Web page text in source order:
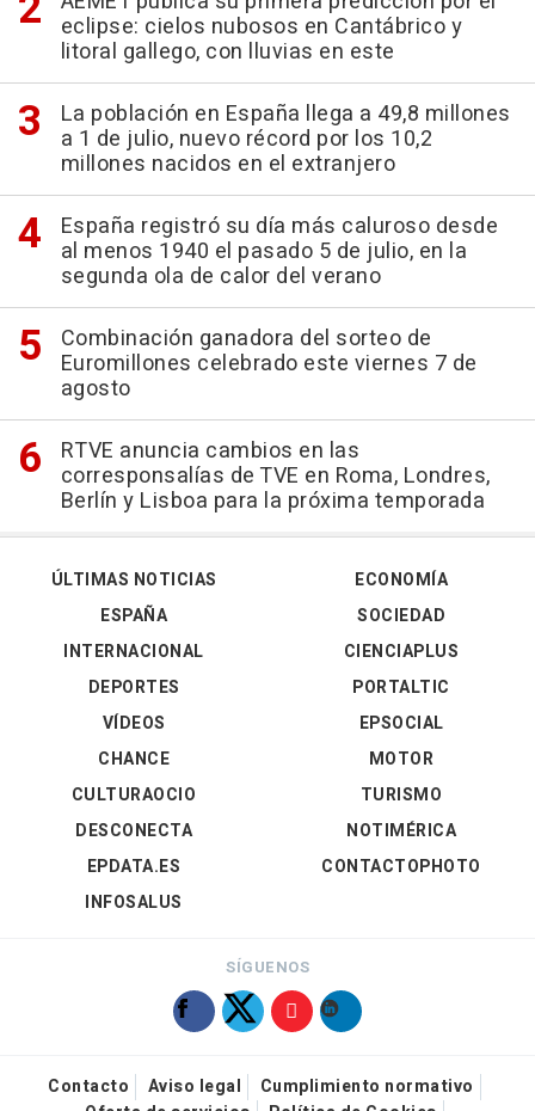
eclipse: cielos nubosos en Cantábrico y
litoral gallego, con lluvias en este
La población en España llega a 49,8 millones
a 1 de julio, nuevo récord por los 10,2
millones nacidos en el extranjero
España registró su día más caluroso desde
al menos 1940 el pasado 5 de julio, en la
segunda ola de calor del verano
Combinación ganadora del sorteo de
Euromillones celebrado este viernes 7 de
agosto
RTVE anuncia cambios en las
corresponsalías de TVE en Roma, Londres,
Berlín y Lisboa para la próxima temporada
ÚLTIMAS NOTICIAS
ESPAÑA
INTERNACIONAL
DEPORTES
VÍDEOS
ECONOMÍA
SOCIEDAD
CIENCIAPLUS
PORTALTIC
EPSOCIAL
CHANCE
CULTURAOCIO
DESCONECTA
EPDATA.ES
INFOSALUS
MOTOR
TURISMO
NOTIMÉRICA
CONTACTOPHOTO
SÍGUENOS
Contacto Aviso legal
Cumplimiento normativo